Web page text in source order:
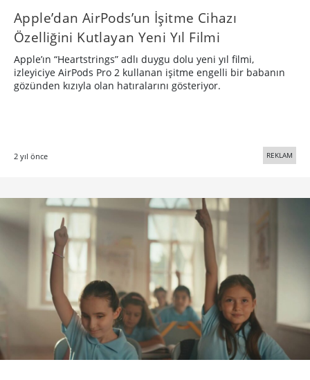
Apple’dan AirPods’un İşitme Cihazı
Özelliğini Kutlayan Yeni Yıl Filmi
Apple’ın “Heartstrings” adlı duygu dolu yeni yıl filmi,
izleyiciye AirPods Pro 2 kullanan işitme engelli bir babanın
gözünden kızıyla olan hatıralarını gösteriyor.
2 yıl önce REKLAM